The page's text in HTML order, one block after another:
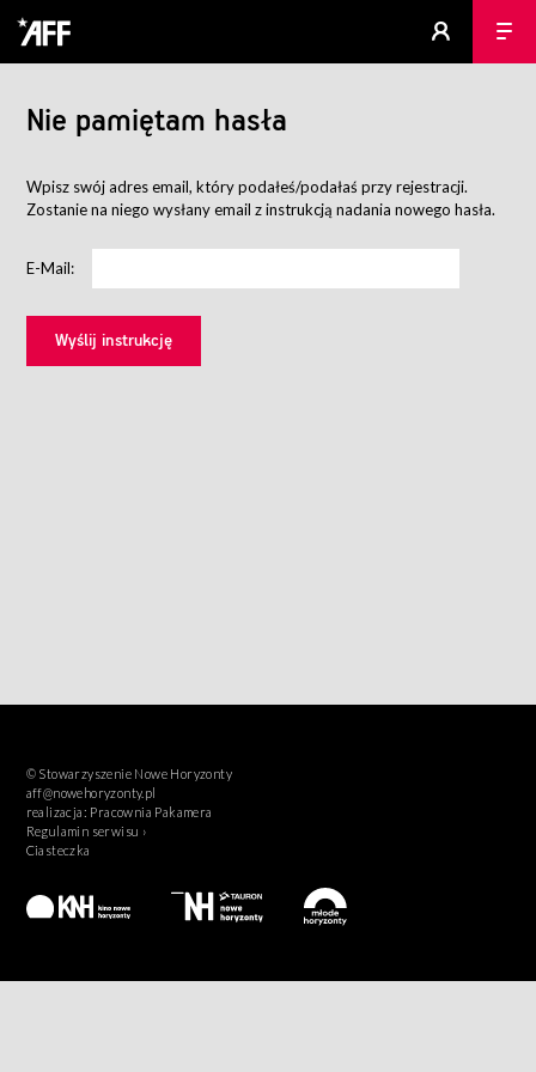
Nie pamiętam hasła
Wpisz swój adres email, który podałeś/podałaś przy rejestracji.
Zostanie na niego wysłany email z instrukcją nadania nowego hasła.
E-Mail:
© Stowarzyszenie Nowe Horyzonty
aff@nowehoryzonty.pl
realizacja: Pracownia Pakamera
Regulamin serwisu ›
Ciasteczka